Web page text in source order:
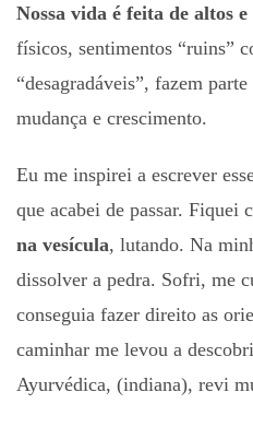
Nossa vida é feita de altos e
físicos, sentimentos “ruins”
“desagradáveis”, fazem
mudança e crescimento.
Eu me inspirei a escrever
que acabei de passar. Fiquei
na vesícula, lutando. Na
dissolver a pedra. Sofri, me
conseguia fazer direito as
caminhar me levou a
Ayurvédica, (indiana), revi